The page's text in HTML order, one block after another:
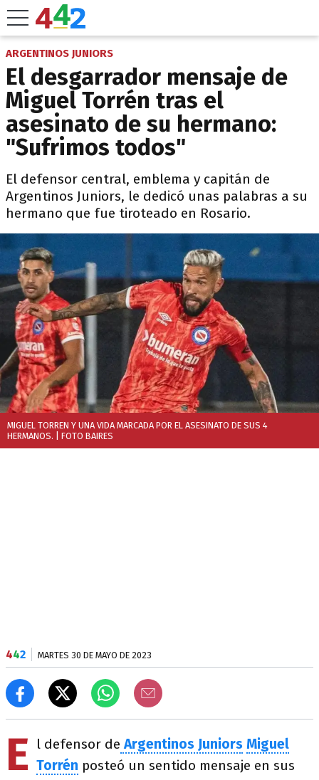
ARGENTINOS JUNIORS
El desgarrador mensaje de
Miguel Torrén tras el
asesinato de su hermano:
"Sufrimos todos"
El defensor central, emblema y capitán de
Argentinos Juniors, le dedicó unas palabras a su
hermano que fue tiroteado en Rosario.
MIGUEL TORREN Y UNA VIDA MARCADA POR EL ASESINATO DE SUS 4
HERMANOS. | FOTO BAIRES
442 MARTES 30 DE MAYO DE 2023
E l defensor de Argentinos Juniors Miguel
Torrén posteó un sentido mensaje en sus